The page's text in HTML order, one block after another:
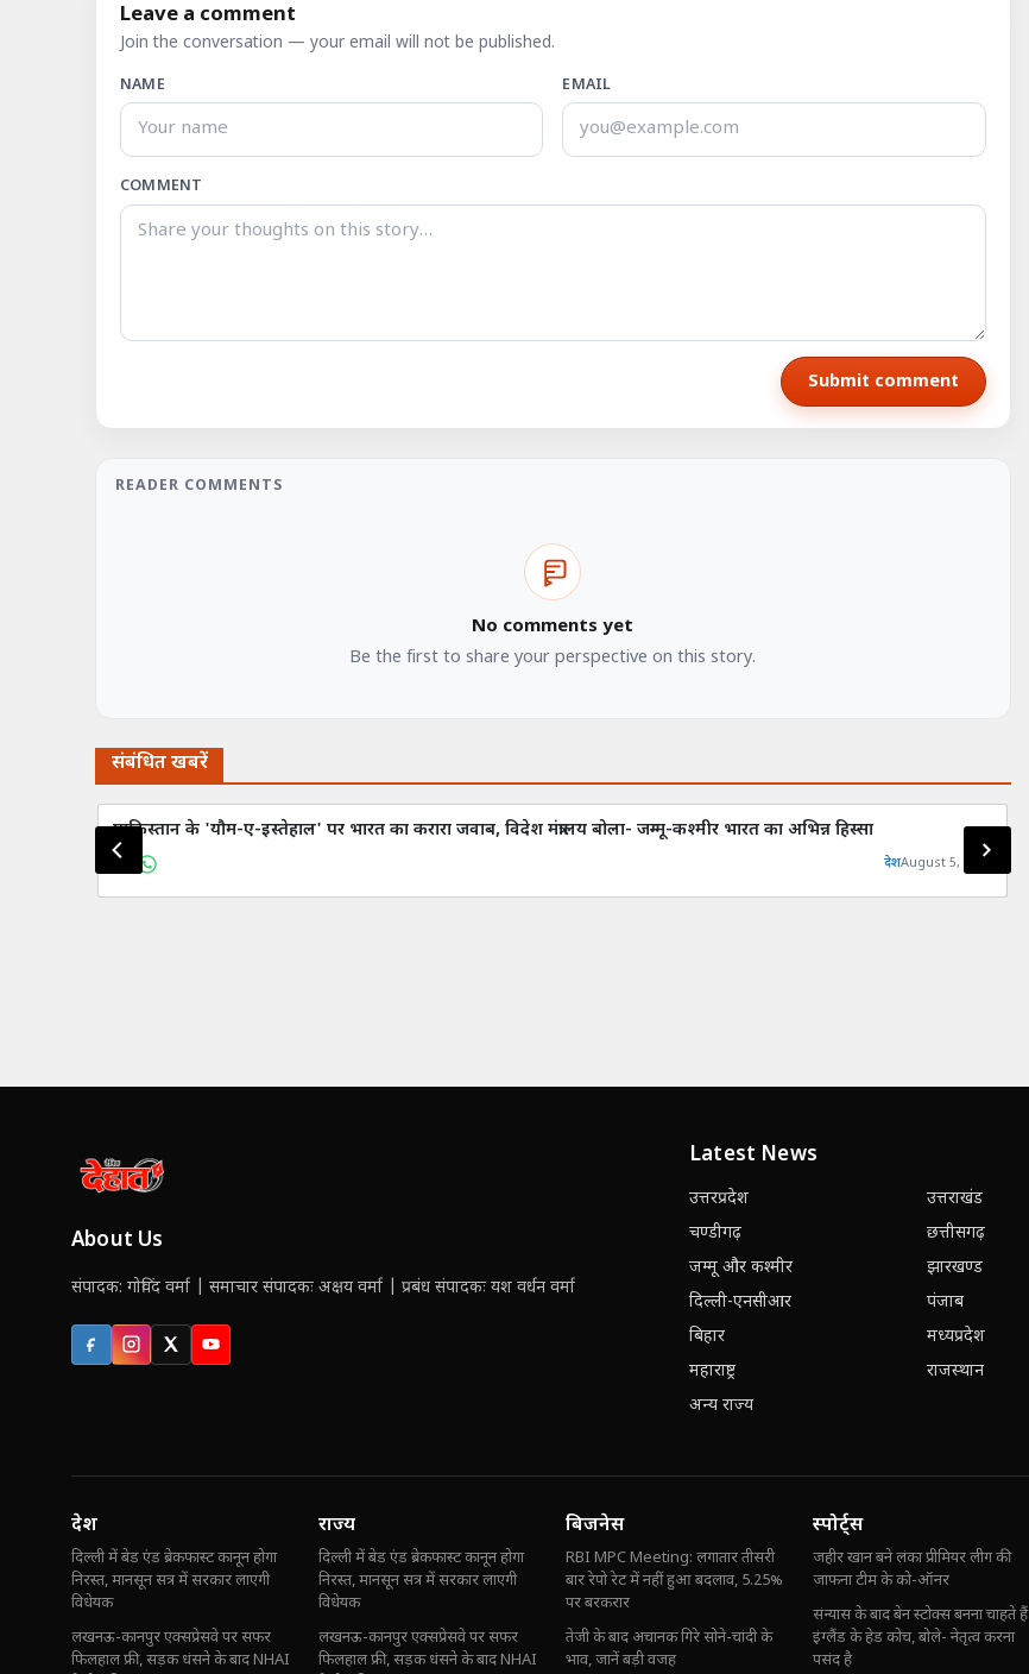
Leave a comment
Join the conversation — your email will not be published.
NAME EMAIL
COMMENT
Submit comment
READER COMMENTS
No comments yet
Be the first to share your perspective on this story.
संबंधित खबरें
पाकिस्तान के 'यौम-ए-इस्तेहाल' पर भारत का करारा जवाब, विदेश मंत्रालय बोला- जम्मू-कश्मीर भारत का अभिन्न हिस्सा
देशAugust 5, 2026
About Us
संपादक: गोविंद वर्मा | समाचार संपादकः अक्षय वर्मा | प्रबंध संपादकः यश वर्धन वर्मा
FacebookInstagram
X (Twitter)
YouTube
Latest News
उत्तरप्रदेश
उत्तराखंड
चण्डीगढ़
छत्तीसगढ़
जम्मू और कश्मीर
झारखण्ड
दिल्ली-एनसीआर
पंजाब
बिहार
मध्यप्रदेश
महाराष्ट्र
राजस्थान
अन्य राज्य
देश
दिल्ली में बेड एंड ब्रेकफास्ट कानून होगा
निरस्त, मानसून सत्र में सरकार लाएगी
विधेयक
लखनऊ-कानपुर एक्सप्रेसवे पर सफर
फिलहाल फ्री, सड़क धंसने के बाद NHAI
राज्य
दिल्ली में बेड एंड ब्रेकफास्ट कानून होगा
निरस्त, मानसून सत्र में सरकार लाएगी
विधेयक
लखनऊ-कानपुर एक्सप्रेसवे पर सफर
फिलहाल फ्री, सड़क धंसने के बाद NHAI
बिजनेस
RBI MPC Meeting: लगातार तीसरी
बार रेपो रेट में नहीं हुआ बदलाव, 5.25%
पर बरकरार
तेजी के बाद अचानक गिरे सोने-चांदी के
भाव, जानें बड़ी वजह
स्पोर्ट्स
जहीर खान बने लंका प्रीमियर लीग की
जाफना टीम के को-ऑनर
संन्यास के बाद बेन स्टोक्स बनना चाहते हैं
इंग्लैंड के हेड कोच, बोले- नेतृत्व करना
पसंद है